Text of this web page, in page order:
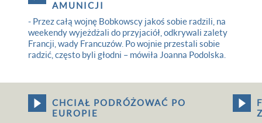
AMUNICJI
- Przez całą wojnę Bobkowscy jakoś sobie radzili, na
weekendy wyjeżdżali do przyjaciół, odkrywali zalety
Francji, wady Francuzów. Po wojnie przestali sobie
radzić, często byli głodni – mówiła Joanna Podolska.
CHCIAŁ PODRÓŻOWAĆ PO
EUROPIE